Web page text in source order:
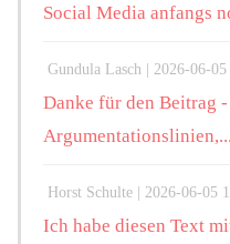
Social Media anfangs
Gundula Lasch | 2026-06-
Danke für den Beitrag
Argumentationslinien,...
Horst Schulte | 2026-06-05
Ich habe diesen Text